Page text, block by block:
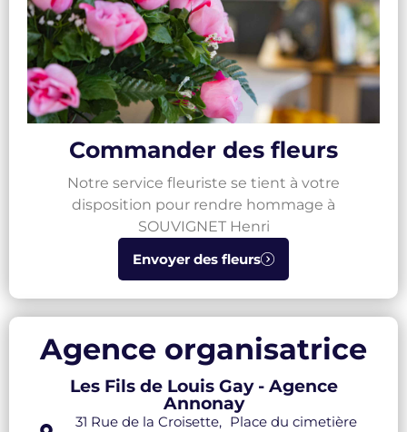
Commander des fleurs
Notre service fleuriste se tient à votre
disposition pour rendre hommage à
SOUVIGNET Henri
Envoyer des fleurs
Agence organisatrice
Les Fils de Louis Gay - Agence
Annonay
31 Rue de la Croisette, Place du cimetière